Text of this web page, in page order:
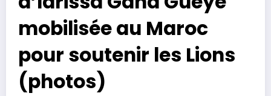
mobilisée au Maroc
pour soutenir les Lions
(photos)